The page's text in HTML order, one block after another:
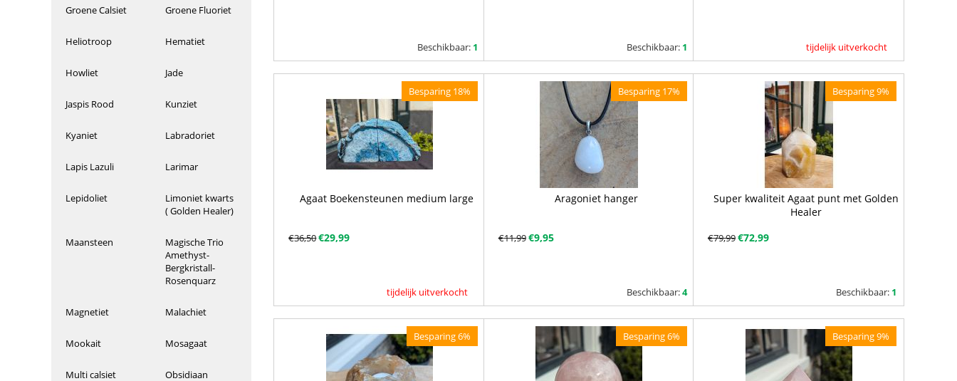
Groene Calsiet Groene Fluoriet
Heliotroop Hematiet
Howliet Jade
Jaspis Rood Kunziet
Kyaniet Labradoriet
Lapis Lazuli Larimar
Lepidoliet
Limoniet kwarts
( Golden Healer)
Maansteen
Magische Trio
Amethyst-
Bergkristall-
Rosenquarz
Magnetiet Malachiet
Mookait Mosagaat
Multi calsiet
Obsidiaan
Beschikbaar: 1 Beschikbaar: 1 tijdelijk uitverkocht
Besparing 18%
Agaat Boekensteunen medium large
tijdelijk uitverkocht
€36,50€29,99
Besparing 17%
Aragoniet hanger
€11,99€9,95
Beschikbaar:4
Besparing 9%
Super kwaliteit Agaat punt met Golden
Healer
€79,99€72,99
Beschikbaar: 1
Besparing 6% Besparing 6% Besparing 9%